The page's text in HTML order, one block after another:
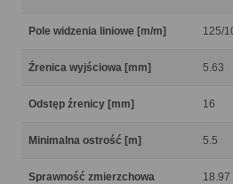
Pole widzenia liniowe [m/m] 125/
Źrenica wyjściowa [mm] 5.63
Odstęp źrenicy [mm] 16
Minimalna ostrość [m] 5.5
Sprawność zmierzchowa 18.97